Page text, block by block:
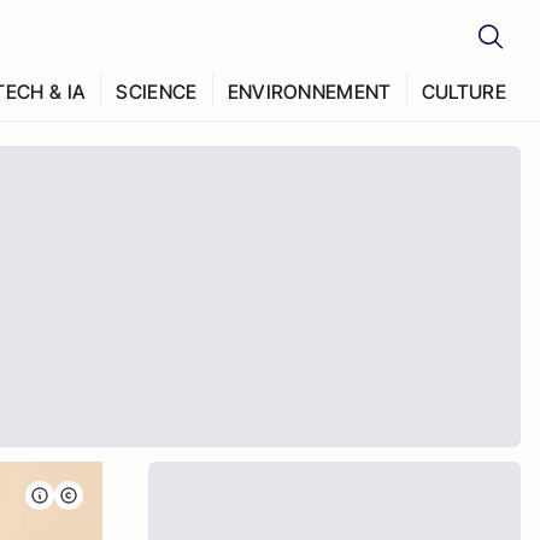
& IA SCIENCE ENVIRONNEMENT CULTURE